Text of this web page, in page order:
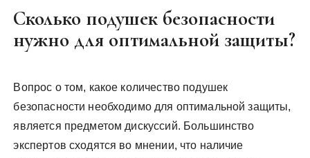
Сколько подушек безопасности
нужно для оптимальной защиты?
Вопрос о том, какое количество подушек
безопасности необходимо для оптимальной защиты,
является предметом дискуссий. Большинство
экспертов сходятся во мнении, что наличие